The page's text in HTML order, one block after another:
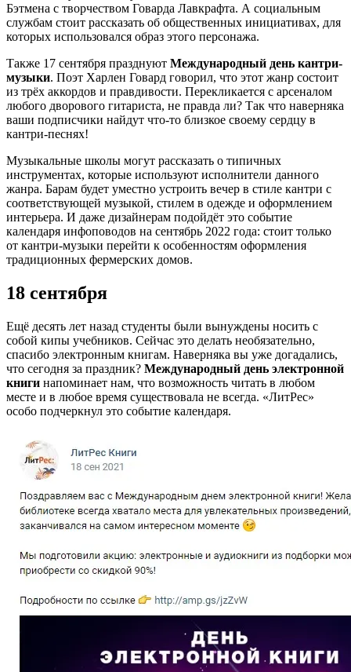
Бэтмена с творчеством Говарда Лавкрафта. А социальным
службам стоит рассказать об общественных инициативах, для
которых использовался образ этого персонажа.
Также 17 сентября празднуют Международный день кантри-
музыки. Поэт Харлен Говард говорил, что этот жанр состоит
из трёх аккордов и правдивости. Перекликается с арсеналом
любого дворового гитариста, не правда ли? Так что наверняка
ваши подписчики найдут что-то близкое своему сердцу в
кантри-песнях!
Музыкальные школы могут рассказать о типичных
инструментах, которые используют исполнители данного
жанра. Барам будет уместно устроить вечер в стиле кантри с
соответствующей музыкой, стилем в одежде и оформлением
интерьера. И даже дизайнерам подойдёт это событие
календаря инфоповодов на сентябрь 2022 года: стоит только
от кантри-музыки перейти к особенностям оформления
традиционных фермерских домов.
18 сентября
Ещё десять лет назад студенты были вынуждены носить с
собой кипы учебников. Сейчас это делать необязательно,
спасибо электронным книгам. Наверняка вы уже догадались,
что сегодня за праздник? Международный день электронной
книги напоминает нам, что возможность читать в любом
месте и в любое время существовала не всегда. «ЛитРес»
особо подчеркнул это событие календаря.